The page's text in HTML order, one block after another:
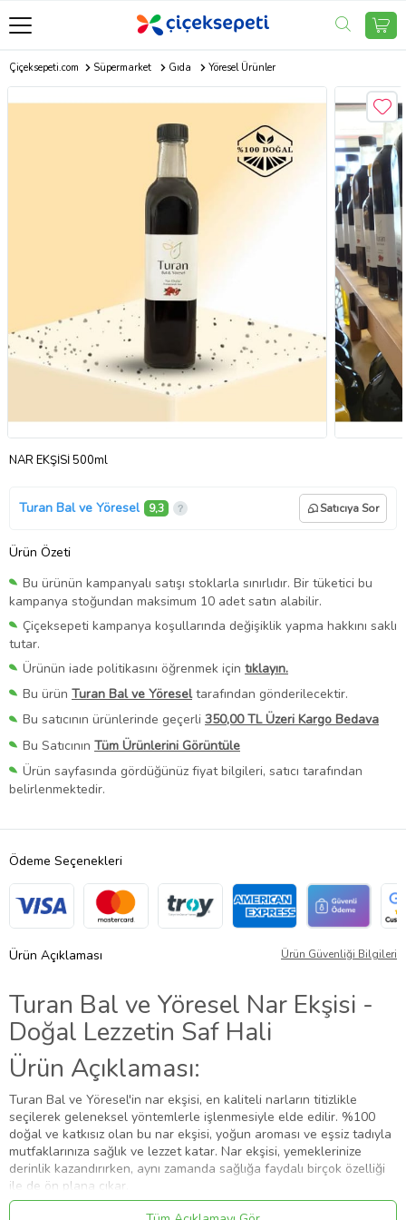
Çiçeksepeti.com Süpermarket Gıda Yöresel Ürünler
NAR EKŞİSİ 500ml
Turan Bal ve Yöresel 9,3 Satıcıya Sor
Ürün Özeti
Bu ürünün kampanyalı satışı stoklarla sınırlıdır. Bir tüketici bu
kampanya stoğundan maksimum 10 adet satın alabilir.
Çiçeksepeti kampanya koşullarında değişiklik yapma hakkını saklı
tutar.
Ürünün iade politikasını öğrenmek için tıklayın.
Bu ürün Turan Bal ve Yöreseltarafından gönderilecektir.
Bu satıcının ürünlerinde geçerli 350,00 TL Üzeri Kargo Bedava
Bu Satıcının Tüm Ürünlerini Görüntüle
Ürün sayfasında gördüğünüz fiyat bilgileri, satıcı tarafından
belirlenmektedir.
Ödeme Seçenekleri
Ürün Açıklaması Ürün Güvenliği Bilgileri
Turan Bal ve Yöresel Nar Ekşisi -
Doğal Lezzetin Saf Hali
Ürün Açıklaması:
Turan Bal ve Yöresel'in nar ekşisi, en kaliteli narların titizlikle
seçilerek geleneksel yöntemlerle işlenmesiyle elde edilir. %100
doğal ve katkısız olan bu nar ekşisi, yoğun aroması ve eşsiz tadıyla
mutfaklarınıza sağlık ve lezzet katar. Nar ekşisi, yemeklerinize
derinlik kazandırırken, aynı zamanda sağlığa faydalı birçok özelliği
ile de ön plana çıkar.
Nar ekşisi, özellikle Akdeniz ve Orta Doğu mutfağının vazgeçilmez